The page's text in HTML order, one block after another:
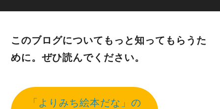
このブログについてもっと知ってもらうた
めに。ぜひ読んでください。
「よりみち絵本だな」の